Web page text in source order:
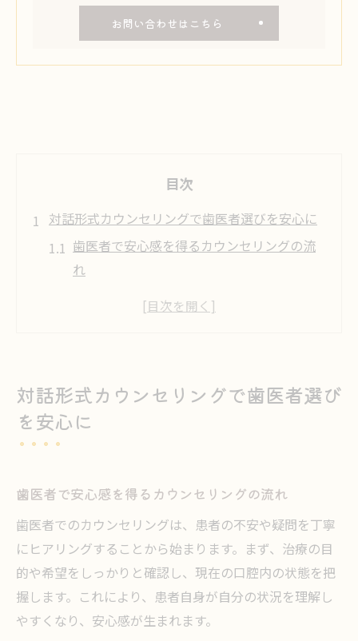
お問い合わせはこちら
目次
対話形式カウンセリングで歯医者選びを安心に
歯医者で安心感を得るカウンセリングの流
れ
対話形式の歯医者選びに重視したいポイン
歯医者への不安を解消する対話の重要性
信頼できる歯医者選びに役立つカウンセリ
歯医者との対話で実感した共感カウンセリ
ング体験
共感を重視する歯医者の心地よい雰囲気と
は
体験談から学ぶ歯医者の信頼できるカウン
セリング
対話形式カウンセリングで歯医者選び
を安心に
歯医者で安心感を得るカウンセリングの流れ
歯医者でのカウンセリングは、患者の不安や疑問を丁寧
にヒアリングすることから始まります。まず、治療の目
的や希望をしっかりと確認し、現在の口腔内の状態を把
握します。これにより、患者自身が自分の状況を理解し
やすくなり、安心感が生まれます。